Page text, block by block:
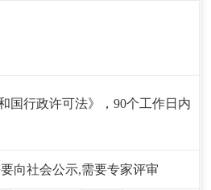
国行政许可法》，90个工作日内
向社会公示,需要专家评审